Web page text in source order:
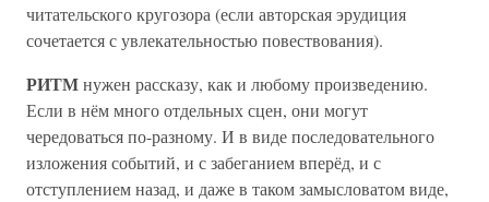
читательского кругозора (если авторская эрудиция
сочетается с увлекательностью повествования).
РИТМнужен рассказу, как и любому произведению.
Если в нём много отдельных сцен, они могут
чередоваться по-разному. И в виде последовательного
изложения событий, и с забеганием вперёд, и с
отступлением назад, и даже в таком замысловатом виде,